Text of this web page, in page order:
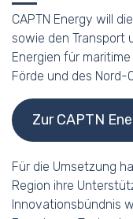
CAPTN Energy will
sowie den Transport
Energien für
Förde und des Nord-
Zur CAPTN
Für die Umsetzung
Region ihre
Innovationsbündnis